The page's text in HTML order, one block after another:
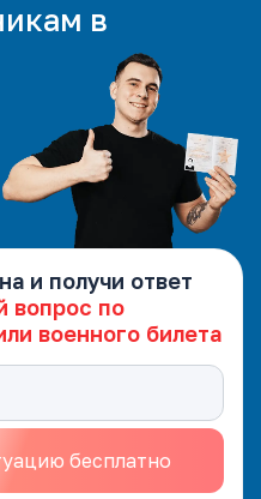
в
и получи ответ
вопрос по
военного билета